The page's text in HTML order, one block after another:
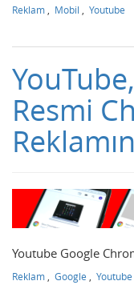
Reklam Mobil
Youtube
Resmi
Youtube Google
Reklam Google
Youtube